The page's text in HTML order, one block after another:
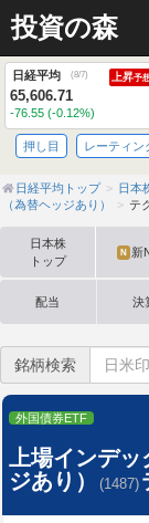
投資の森
日経平均 (8/7) 上昇予
65,606.71
-76.55 (-0.12%)
押し目 レーティン
日経平均トップ 日本
（為替ヘッジあり）
テ
日本株
トップ
N 新
配当 決
銘柄検索
外国債券ETF
上場インデッ
ジあり）
(1487)